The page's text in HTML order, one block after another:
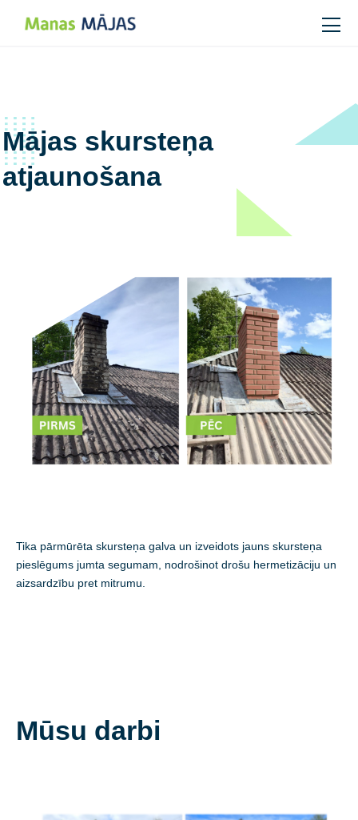
Main Navigation
Mājas skursteņa
atjaunošana
Tika pārmūrēta skursteņa galva un izveidots jauns skursteņa
pieslēgums jumta segumam, nodrošinot drošu hermetizāciju un
aizsardzību pret mitrumu.
Mūsu darbi